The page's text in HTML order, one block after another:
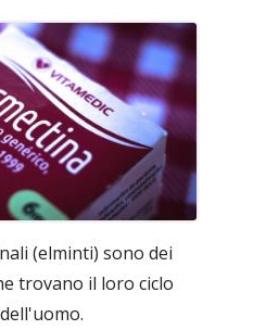
(elminti) sono dei
trovano il loro ciclo